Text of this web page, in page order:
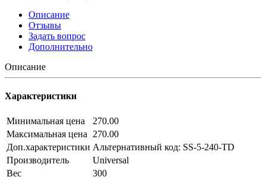
Описание
Отзывы
Задать вопрос
Дополнительно
Описание
Характеристики
Минимальная цена
270.00
Максимальная цена
270.00
Доп.характеристики Альтернативный код: SS-5-240-TD
Производитель
Universal
Вес
300